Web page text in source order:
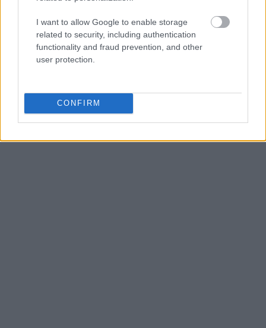
I want to allow Google to enable storage
related to security, including authentication
functionality and fraud prevention, and other
user protection.
CONFIRM